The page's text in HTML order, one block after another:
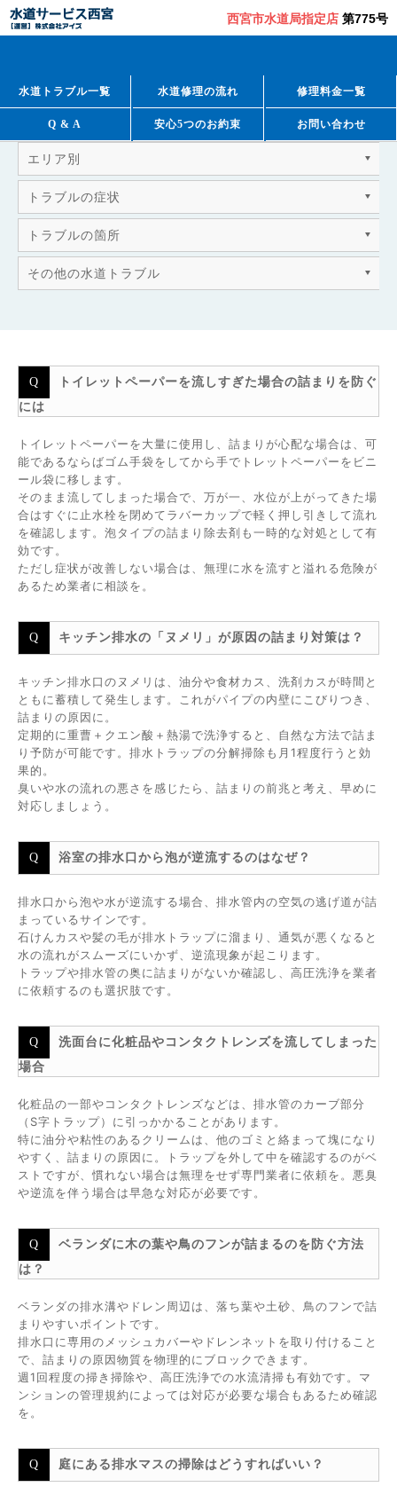
西宮市水道局指定店 第775号
水道トラブル一覧 水道修理の流れ 修理料金一覧
Q & A 安心5つのお約束 お問い合わせ
エリア別
トラブルの症状
トラブルの箇所
その他の水道トラブル
トイレットペーパーを流しすぎた場合の詰まりを防ぐ
には
トイレットペーパーを大量に使用し、詰まりが心配な場合は、可
能であるならばゴム手袋をしてから手でトレットペーパーをビニ
ール袋に移します。
そのまま流してしまった場合で、万が一、水位が上がってきた場
合はすぐに止水栓を閉めてラバーカップで軽く押し引きして流れ
を確認します。泡タイプの詰まり除去剤も一時的な対処として有
効です。
ただし症状が改善しない場合は、無理に水を流すと溢れる危険が
あるため業者に相談を。
キッチン排水の「ヌメリ」が原因の詰まり対策は？
キッチン排水口のヌメリは、油分や食材カス、洗剤カスが時間と
ともに蓄積して発生します。これがパイプの内壁にこびりつき、
詰まりの原因に。
定期的に重曹＋クエン酸＋熱湯で洗浄すると、自然な方法で詰ま
り予防が可能です。排水トラップの分解掃除も月1程度行うと効
果的。
臭いや水の流れの悪さを感じたら、詰まりの前兆と考え、早めに
対応しましょう。
浴室の排水口から泡が逆流するのはなぜ？
排水口から泡や水が逆流する場合、排水管内の空気の逃げ道が詰
まっているサインです。
石けんカスや髪の毛が排水トラップに溜まり、通気が悪くなると
水の流れがスムーズにいかず、逆流現象が起こります。
トラップや排水管の奥に詰まりがないか確認し、高圧洗浄を業者
に依頼するのも選択肢です。
洗面台に化粧品やコンタクトレンズを流してしまった
場合
化粧品の一部やコンタクトレンズなどは、排水管のカーブ部分
（S字トラップ）に引っかかることがあります。
特に油分や粘性のあるクリームは、他のゴミと絡まって塊になり
やすく、詰まりの原因に。トラップを外して中を確認するのがベ
ストですが、慣れない場合は無理をせず専門業者に依頼を。悪臭
や逆流を伴う場合は早急な対応が必要です。
ベランダに木の葉や鳥のフンが詰まるのを防ぐ方法
は？
ベランダの排水溝やドレン周辺は、落ち葉や土砂、鳥のフンで詰
まりやすいポイントです。
排水口に専用のメッシュカバーやドレンネットを取り付けること
で、詰まりの原因物質を物理的にブロックできます。
週1回程度の掃き掃除や、高圧洗浄での水流清掃も有効です。マ
ンションの管理規約によっては対応が必要な場合もあるため確認
を。
庭にある排水マスの掃除はどうすればいい？